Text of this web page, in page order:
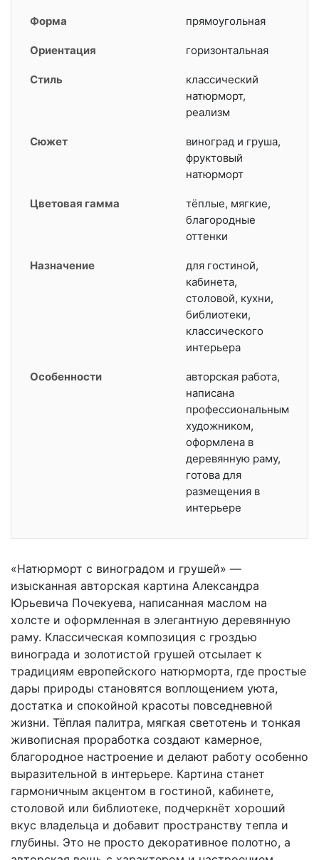
Форма прямоугольная
Ориентация горизонтальная
Стиль
классический
натюрморт,
реализм
Сюжет
виноград и груша,
фруктовый
натюрморт
Цветовая гамма
тёплые, мягкие,
благородные
оттенки
Назначение
для гостиной,
кабинета,
столовой, кухни,
библиотеки,
классического
интерьера
Особенности
авторская работа,
написана
профессиональным
художником,
оформлена в
деревянную раму,
готова для
размещения в
интерьере
«Натюрморт с виноградом и грушей» —
изысканная авторская картина Александра
Юрьевича Почекуева, написанная маслом на
холсте и оформленная в элегантную деревянную
раму. Классическая композиция с гроздью
винограда и золотистой грушей отсылает к
традициям европейского натюрморта, где простые
дары природы становятся воплощением уюта,
достатка и спокойной красоты повседневной
жизни. Тёплая палитра, мягкая светотень и тонкая
живописная проработка создают камерное,
благородное настроение и делают работу особенно
выразительной в интерьере. Картина станет
гармоничным акцентом в гостиной, кабинете,
столовой или библиотеке, подчеркнёт хороший
вкус владельца и добавит пространству тепла и
глубины. Это не просто декоративное полотно, а